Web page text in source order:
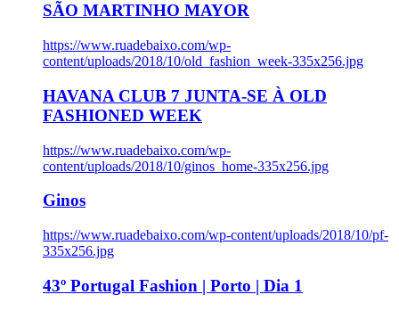
SÃO MARTINHO MAYOR
https://www.ruadebaixo.com/wp-
content/uploads/2018/10/old_fashion_week-335x256.jpg
HAVANA CLUB 7 JUNTA-SE À OLD
FASHIONED WEEK
https://www.ruadebaixo.com/wp-
content/uploads/2018/10/ginos_home-335x256.jpg
Ginos
https://www.ruadebaixo.com/wp-content/uploads/2018/10/pf-
335x256.jpg
43º Portugal Fashion | Porto | Dia 1